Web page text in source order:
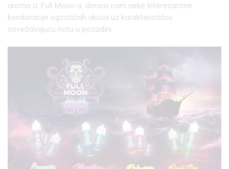
aroma iz Full Moon-a, donosi nam neke interesantne
kombinacije egzotičnih ukusa uz karakterističnu
osvežavajuću notu u pozadini.